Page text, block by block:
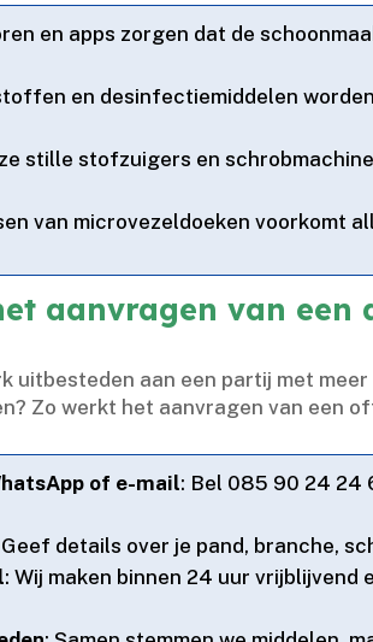
en apps zorgen dat de
en desinfectiemiddelen
stille stofzuigers en
van microvezeldoeken voorkomt
aanvragen van een
uitbesteden aan een partij met
Zo werkt het aanvragen van een
of e-mail: Bel 085 90 24 24
Geef details over je pand, branche,
: Wij maken binnen 24 uur